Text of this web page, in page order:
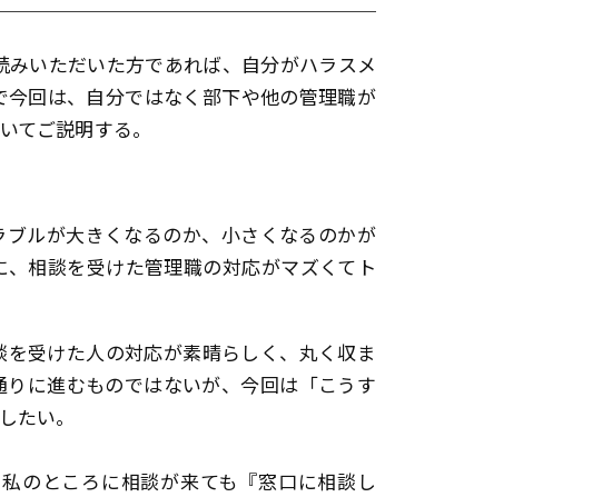
いただいた方であれば、自分がハラスメ
回は、自分ではなく部下や他の管理職が
てご説明する。
ルが大きくなるのか、小さくなるのかが
相談を受けた管理職の対応がマズくてト
受けた人の対応が素晴らしく、丸く収ま
に進むものではないが、今回は「こうす
たい。
のところに相談が来ても『窓口に相談し